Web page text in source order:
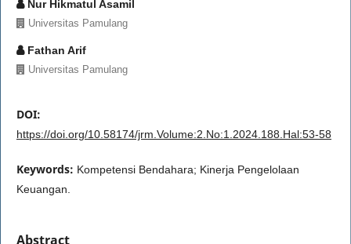
Nur Hikmatul Asamil
Universitas Pamulang
Fathan Arif
Universitas Pamulang
DOI:
https://doi.org/10.58174/jrm.Volume:2.No:1.2024.188.Hal:53-58
Keywords: Kompetensi Bendahara; Kinerja Pengelolaan
Keuangan.
Abstract